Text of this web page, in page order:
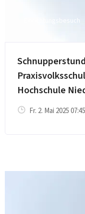
Einrichtungsbesuch
Hochschule
Fr. 2. Mai 2025